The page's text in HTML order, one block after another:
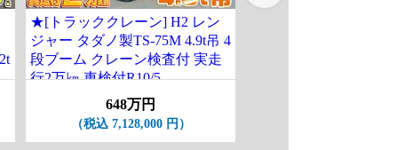
★[トラッククレーン] H2 レン
ジャー タダノ製TS-75M 4.9t吊 4
段ブーム クレーン検査付 実走
行2万㎞ 車検付R10/5
648万円
（税込 7,128,000 円）